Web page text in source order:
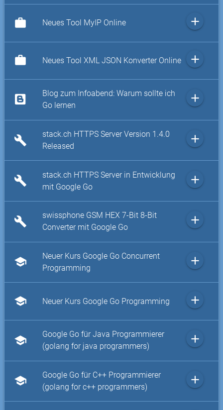
work Neues Tool MyIP Online add
work Neues Tool XML JSON Konverter Online add
Blog zum Infoabend: Warum sollte ich
Go lernen
add
build
stack.ch HTTPS Server Version 1.4.0
Released
add
build
stack.ch HTTPS Server in Entwicklung
mit Google Go
add
build
swissphone GSM HEX 7-Bit 8-Bit
Converter mit Google Go
add
school
Neuer Kurs Google Go Concurrent
Programming
add
school Neuer Kurs Google Go Programming add
school
Google Go für Java Programmierer
(golang for java programmers)
add
school
Google Go für C++ Programmierer
(golang for c++ programmers)
add